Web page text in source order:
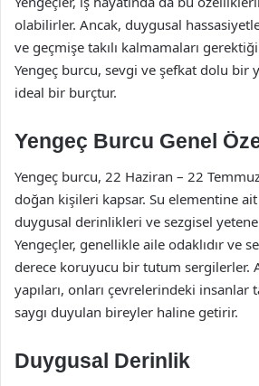
olabilirler. Ancak, duygusal
ve geçmişe takılı kalmamaları
Yengeç burcu, sevgi ve şefkat dolu bir
ideal bir burçtur.
Yengeç Burcu Genel
Yengeç burcu, 22 Haziran – 22
doğan kişileri kapsar. Su elementine
duygusal derinlikleri ve sezgisel
Yengeçler, genellikle aile odaklıdır ve
derece koruyucu bir tutum sergilerler.
yapıları, onları çevrelerindeki insanlar
saygı duyulan bireyler haline getirir.
Duygusal Derinlik